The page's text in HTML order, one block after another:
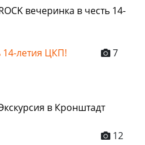
14-летия ЦКП! 7
12